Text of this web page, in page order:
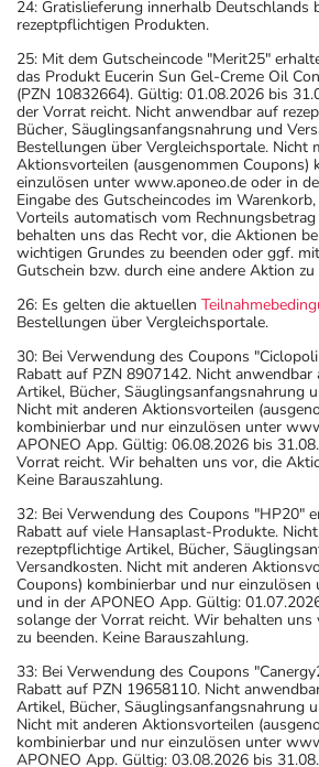
24: Gratislieferung innerhalb Deutschlands
rezeptpflichtigen Produkten.
25: Mit dem Gutscheincode "Merit25"
das Produkt Eucerin Sun Gel-Creme Oil
(PZN 10832664). Gültig: 01.08.2026 bis
der Vorrat reicht. Nicht anwendbar auf
Bücher, Säuglingsanfangsnahrung und
Bestellungen über Vergleichsportale. Nicht
Aktionsvorteilen (ausgenommen Coupons)
einzulösen unter www.aponeo.de oder in
Eingabe des Gutscheincodes im
Vorteils automatisch vom
behalten uns das Recht vor, die Aktionen
wichtigen Grundes zu beenden oder ggf.
Gutschein bzw. durch eine andere Aktion zu
26: Es gelten die aktuellen
Bestellungen über Vergleichsportale.
30: Bei Verwendung des Coupons
Rabatt auf PZN 8907142. Nicht
Artikel, Bücher, Säuglingsanfangsnahrung
Nicht mit anderen Aktionsvorteilen
kombinierbar und nur einzulösen unter
APONEO App. Gültig: 06.08.2026 bis
Vorrat reicht. Wir behalten uns vor, die
Keine Barauszahlung.
32: Bei Verwendung des Coupons "HP20"
Rabatt auf viele Hansaplast-Produkte.
rezeptpflichtige Artikel, Bücher,
Versandkosten. Nicht mit anderen
Coupons) kombinierbar und nur
und in der APONEO App. Gültig:
solange der Vorrat reicht. Wir behalten
zu beenden. Keine Barauszahlung.
33: Bei Verwendung des Coupons
Rabatt auf PZN 19658110. Nicht
Artikel, Bücher, Säuglingsanfangsnahrung
Nicht mit anderen Aktionsvorteilen
kombinierbar und nur einzulösen unter
APONEO App. Gültig: 03.08.2026 bis